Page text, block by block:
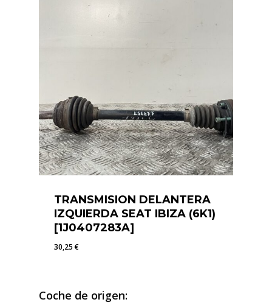
TRANSMISION DELANTERA
IZQUIERDA SEAT IBIZA (6K1)
[1J0407283A]
30,25€
Coche de origen: